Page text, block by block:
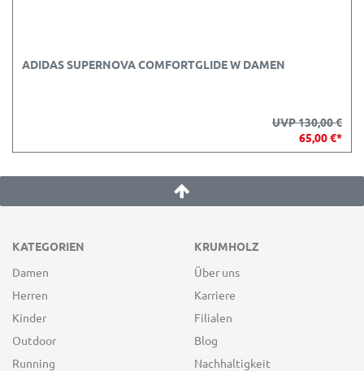
ADIDAS SUPERNOVA COMFORTGLIDE W DAMEN
UVP 130,00 €
65,00 €*
KATEGORIEN
Damen
Herren
Kinder
Outdoor
Running
KRUMHOLZ
Über uns
Karriere
Filialen
Blog
Nachhaltigkeit